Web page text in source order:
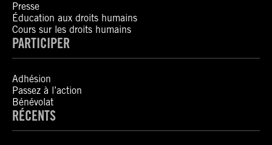
Presse
Éducation aux droits humains
Cours sur les droits humains
PARTICIPER
Adhésion
Passez à l’action
Bénévolat
RÉCENTS